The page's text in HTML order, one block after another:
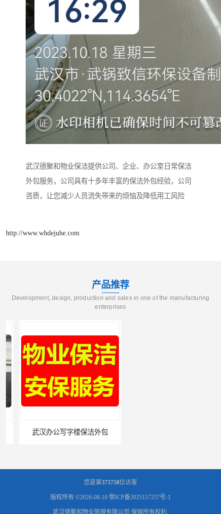
武汉德聚和物业保洁提供公司、企业、办公室日常保洁
外包服务，公司具有十多年丰富的保洁外包经验，公司
咨质，让您减少人员流失带来的烦恼及降低用工风险
http://www.whdejuhe.com
产品推荐
Development, design, production and sales in one of the manufacturing
enterprises
武汉办公写字楼保洁外包
您是第373758位访客
版权所有 ©2026-08-10 鄂ICP备2025157257号-1
武汉德聚和物业管理有限公司 保留所有权利.